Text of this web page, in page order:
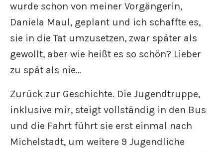
wurde schon von meiner Vorgängerin,
Daniela Maul, geplant und ich schaffte es,
sie in die Tat umzusetzen, zwar später als
gewollt, aber wie heißt es so schön? Lieber
zu spät als nie…
Zurück zur Geschichte. Die Jugendtruppe,
inklusive mir, steigt vollständig in den Bus
und die Fahrt führt sie erst einmal nach
Michelstadt, um weitere 9 Jugendliche